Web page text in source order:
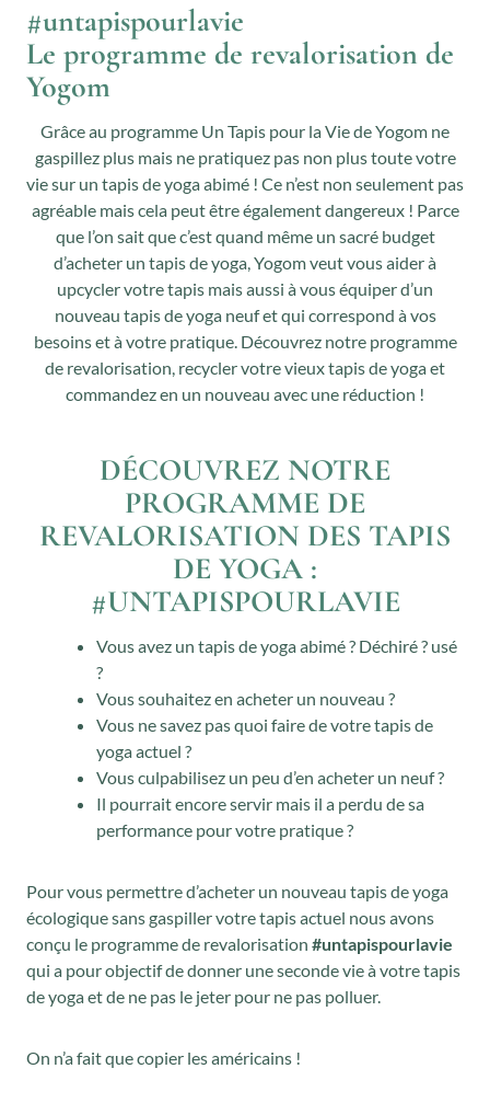
#untapispourlavie
Le programme de revalorisation de
Yogom
Grâce au programme Un Tapis pour la Vie de Yogom ne
gaspillez plus mais ne pratiquez pas non plus toute votre
vie sur un tapis de yoga abimé ! Ce n’est non seulement pas
agréable mais cela peut être également dangereux ! Parce
que l’on sait que c’est quand même un sacré budget
d’acheter un tapis de yoga, Yogom veut vous aider à
upcycler votre tapis mais aussi à vous équiper d’un
nouveau tapis de yoga neuf et qui correspond à vos
besoins et à votre pratique. Découvrez notre programme
de revalorisation, recycler votre vieux tapis de yoga et
commandez en un nouveau avec une réduction !
DÉCOUVREZ NOTRE
PROGRAMME DE
REVALORISATION DES TAPIS
DE YOGA :
#UNTAPISPOURLAVIE
Vous avez un tapis de yoga abimé ? Déchiré ? usé
?
Vous souhaitez en acheter un nouveau ?
Vous ne savez pas quoi faire de votre tapis de
yoga actuel ?
Vous culpabilisez un peu d’en acheter un neuf ?
Il pourrait encore servir mais il a perdu de sa
performance pour votre pratique ?
Pour vous permettre d’acheter un nouveau tapis de yoga
écologique sans gaspiller votre tapis actuel nous avons
conçu le programme de revalorisation #untapispourlavie
qui a pour objectif de donner une seconde vie à votre tapis
de yoga et de ne pas le jeter pour ne pas polluer.
On n’a fait que copier les américains !